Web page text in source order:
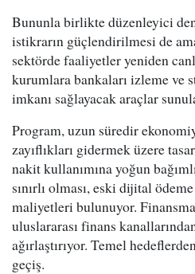
Bununla birlikte düzenleyici
istikrarın güçlendirilmesi de
sektörde faaliyetler yeniden
kurumlara bankaları izleme ve
imkanı sağlayacak araçlar
Program, uzun süredir
zayıflıkları gidermek üzere
nakit kullanımına yoğun
sınırlı olması, eski dijital
maliyetleri bulunuyor.
uluslararası finans
ağırlaştırıyor. Temel
geçiş.